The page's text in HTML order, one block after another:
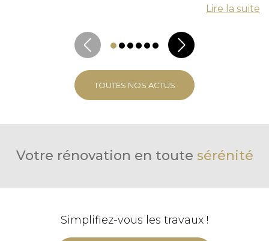
Lire la suite
TOUTES NOS ACTUS
Votre rénovation en toute sérénité
Simplifiez-vous les travaux !